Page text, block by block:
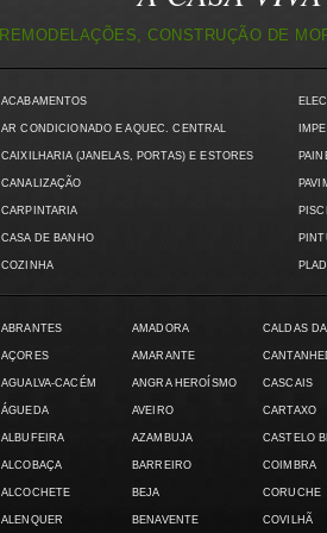
REMODELAÇÕES, CONSTRUÇÃO DE
ACABAMENTOS
AR CONDICIONADO E AQUEC. CENTRAL
CAIXILHARIA (JANELAS, PORTAS) E ESTORES
CANALIZAÇÃO
CARPINTARIA
CASA DE BANHO
COZINHA
ABRANTES
AÇORES
AGUALVA-CACÉM
ÁGUEDA
ALBUFEIRA
ALCOBAÇA
ALCOCHETE
ALENQUER
AMADORA
AMARANTE
ANGRA HEROÍSMO
AVEIRO
AZAMBUJA
BARREIRO
BEJA
BENAVENTE
CALDAS
CASCAIS
CARTAXO
CASTELO
COIMBRA
CORUCHE
COVILHÃ